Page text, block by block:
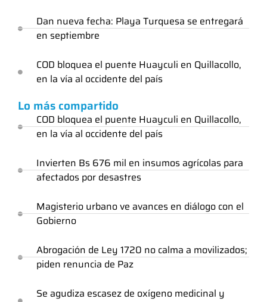
Dan nueva fecha: Playa Turquesa se entregará
en septiembre
COD bloquea el puente Huayculi en Quillacollo,
en la vía al occidente del país
Lo más compartido
COD bloquea el puente Huayculi en Quillacollo,
en la vía al occidente del país
Invierten Bs 676 mil en insumos agrícolas para
afectados por desastres
Magisterio urbano ve avances en diálogo con el
Gobierno
Abrogación de Ley 1720 no calma a movilizados;
piden renuncia de Paz
Se agudiza escasez de oxígeno medicinal y